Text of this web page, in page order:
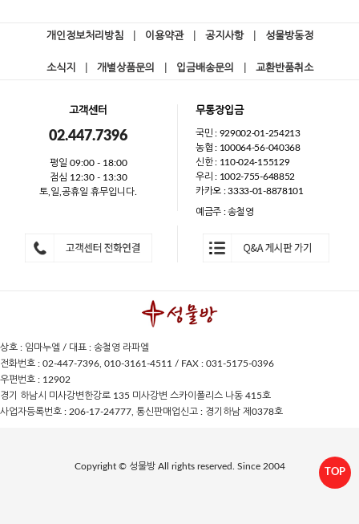
TOP
개인정보처리방침 이용약관 공지사항 성물방동정
소식지 개별상품문의 입금배송문의 교환반품취소
고객센터
02.447.7396
평일 09:00 - 18:00
점심 12:30 - 13:30
토,일,공휴일 휴무입니다.
무통장입금
국민 : 929002-01-254213
농협 : 100064-56-040368
신한 : 110-024-155129
우리 : 1002-755-648852
카카오 : 3333-01-8878101
예금주 : 송철영
상호 : 임마누엘 / 대표 : 송철영 라파엘
전화번호 : 02-447-7396, 010-3161-4511 / FAX : 031-5175-0396
우편번호 : 12902
경기 하남시 미사강변한강로 135 미사강변 스카이폴리스 나동 415호
사업자등록번호 : 206-17-24777, 통신판매업신고 : 경기하남 제0378호
Copyright © 성물방 All rights reserved. Since 2004